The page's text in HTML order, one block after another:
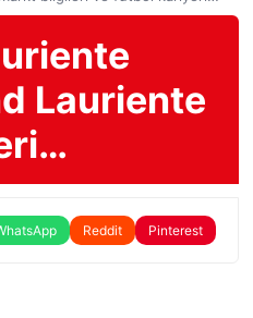
Lauriente
Reddit Pinterest